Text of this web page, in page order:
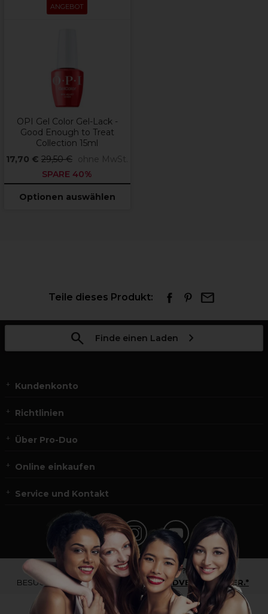
ANGEBOT
OPI Gel Color Gel-Lack -
Good Enough to Treat
Collection 15ml
17,70 € 29,50 € ohne MwSt.
SPARE 40%
Optionen auswählen
Teile dieses Produkt:
Finde einen Laden
Kundenkonto
Richtlinien
Über Pro-Duo
Online einkaufen
Service und Kontakt
*Du bist kein Profikunde?
BESUCHE
UNSERE WEBSEITE FÜR ENDVERBRAUCHER.*